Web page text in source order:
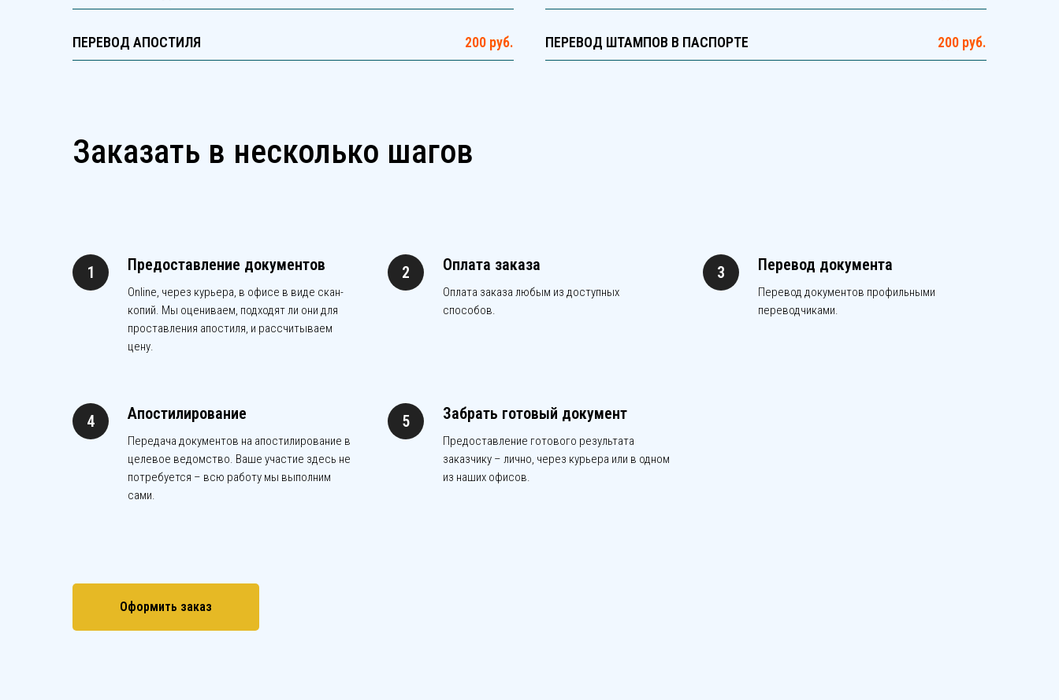
ПЕРЕВОД АПОСТИЛЯ 200 руб. ПЕРЕВОД ШТАМПОВ В ПАСПОРТЕ 200 руб.
Заказать в несколько шагов
Предоставление документов
Online, через курьера, в офисе в виде скан-
копий. Мы оцениваем, подходят ли они для
проставления апостиля, и рассчитываем
цену.
Оплата заказа
Оплата заказа любым из доступных
способов.
Перевод документа
Перевод документов профильными
переводчиками.
Апостилирование
Передача документов на апостилирование в
целевое ведомство. Ваше участие здесь не
потребуется – всю работу мы выполним
сами.
Забрать готовый документ
Предоставление готового результата
заказчику – лично, через курьера или в одном
из наших офисов.
Оформить заказ